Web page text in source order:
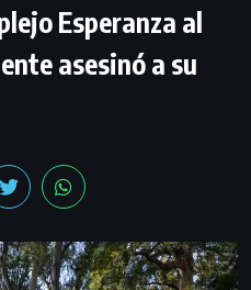
Esperanza al
asesinó a su